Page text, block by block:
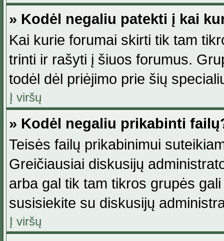
» Kodėl negaliu patekti į kai
Kai kurie forumai skirti tik tam
trinti ir rašyti į šiuos forumus.
todėl dėl priėjimo prie šių
Į viršų
» Kodėl negaliu prikabinti
Teisės failų prikabinimui
Greičiausiai diskusijų
arba gal tik tam tikros grupės
susisiekite su diskusijų
Į viršų